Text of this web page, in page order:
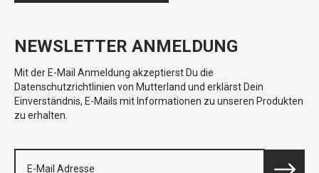
NEWSLETTER ANMELDUNG
Mit der E-Mail Anmeldung akzeptierst Du die
Datenschutzrichtlinien von Mutterland und erklärst Dein
Einverständnis, E-Mails mit Informationen zu unseren Produkten
zu erhalten.